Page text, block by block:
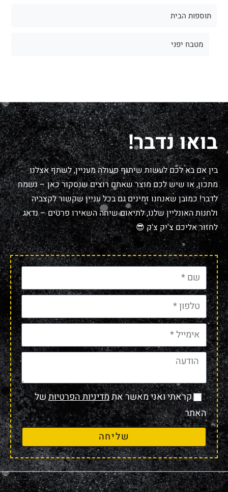
תוספות הבית
מטבח יפני
בואו נדבר!
בין אם בא לכם לעשות שיתוף פעולה מעניין, לשתף אצלנו
מתכון, או שיש לכם מוצר שאתם רוצים שנסקור כאן – נשמח
לדבר! כמובן שאנחנו זמינים גם בכל עניין שקשור לקצביה
ולחנות האונליין שלנו, לתיאום שיחה השאירו פרטים – נדאג
לחזור אליכם צ'יק צ'ק 😎
קראתי ואני מאשר אתמדיניות הפרטיותשל
האתר
שליחה